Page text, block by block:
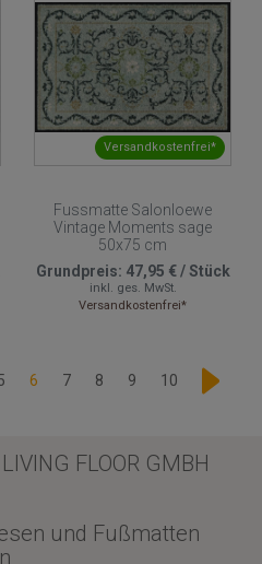
Versandkostenfrei*
Fussmatte Salonloewe
Vintage Moments sage
50x75 cm
Grundpreis: 47,95 €/Stück
inkl. ges. MwSt.
Versandkostenfrei*
6 7 8 9 10
FLOOR GMBH
und Fußmatten